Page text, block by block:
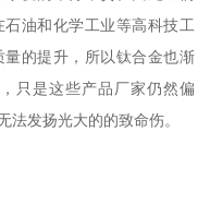
油和化学工业等高科技工
的提升，所以钛合金也渐
只是这些产品厂家仍然偏
法发扬光大的的致命伤。